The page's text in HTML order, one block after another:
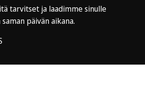
tarvitset ja laadimme sinulle
päivän aikana.